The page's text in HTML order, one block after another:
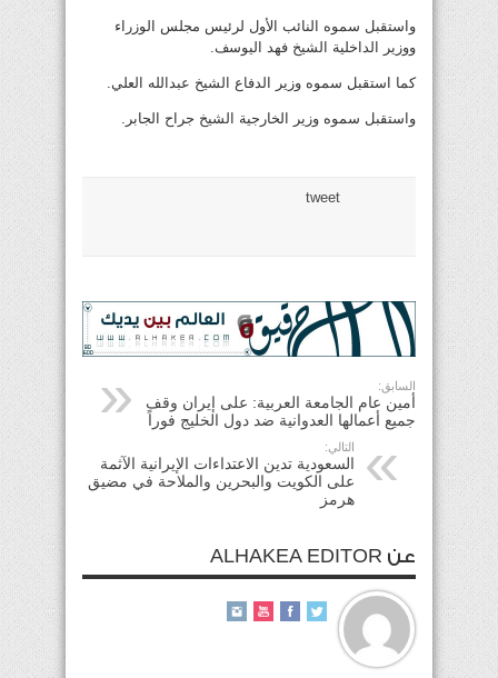
واستقبل سموه النائب الأول لرئيس مجلس الوزراء
ووزير الداخلية الشيخ فهد اليوسف.
كما استقبل سموه وزير الدفاع الشيخ عبدالله العلي.
واستقبل سموه وزير الخارجية الشيخ جراح الجابر.
tweet
السابق:
أمين عام الجامعة العربية: على إيران وقف
جميع أعمالها العدوانية ضد دول الخليج فوراً
التالي:
السعودية تدين الاعتداءات الإيرانية الآثمة
على الكويت والبحرين والملاحة في مضيق
هرمز
عن ALHAKEA EDITOR